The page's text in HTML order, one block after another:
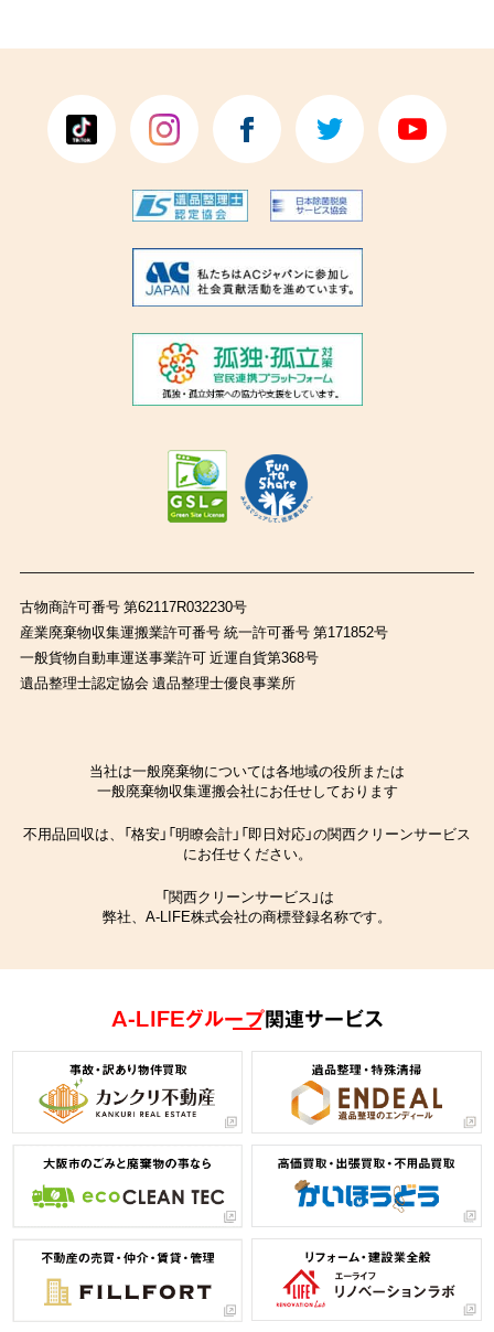
古物商許可番号 第62117R032230号
産業廃棄物収集運搬業許可番号 統一許可番号 第171852号
一般貨物自動車運送事業許可 近運自貨第368号
遺品整理士認定協会 遺品整理士優良事業所
当社は一般廃棄物については各地域の役所または
一般廃棄物収集運搬会社にお任せしております
不用品回収は、「格安」「明瞭会計」「即日対応」の関西クリーンサービス
にお任せください。
「関西クリーンサービス」は
弊社、A-LIFE株式会社の商標登録名称です。
A-LIFEグループ関連サービス